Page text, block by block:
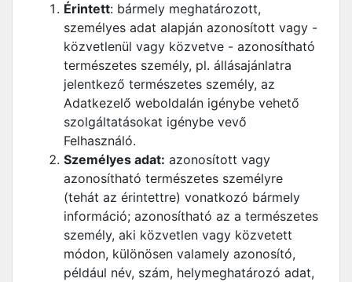
Érintett: bármely meghatározott,
személyes adat alapján azonosított vagy -
közvetlenül vagy közvetve - azonosítható
természetes személy, pl. állásajánlatra
jelentkező természetes személy, az
Adatkezelő weboldalán igénybe vehető
szolgáltatásokat igénybe vevő
Felhasználó.
Személyes adat: azonosított vagy
azonosítható természetes személyre
(tehát az érintettre) vonatkozó bármely
információ; azonosítható az a természetes
személy, aki közvetlen vagy közvetett
módon, különösen valamely azonosító,
például név, szám, helymeghatározó adat,